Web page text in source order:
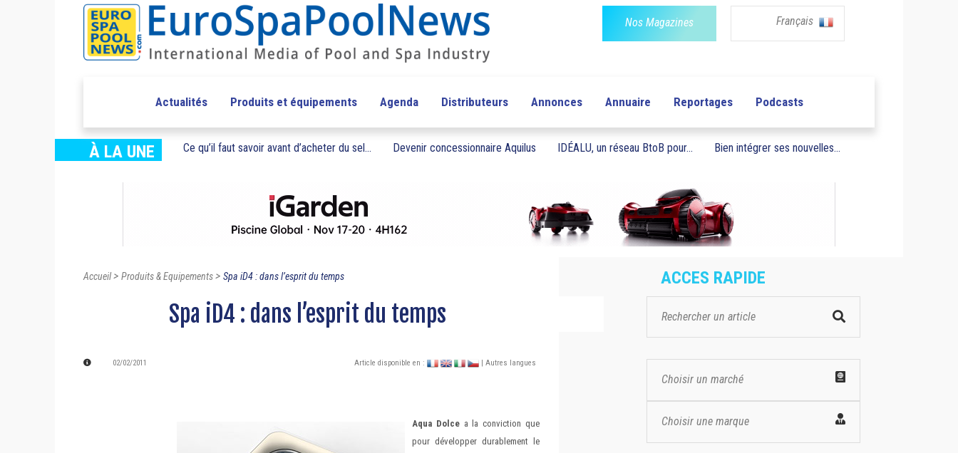
Nos Magazines Français
Actualités Produits et équipements Agenda Distributeurs Annonces Annuaire Reportages Podcasts
À LA UNE Ce qu’il faut savoir avant d’acheter du sel... Devenir concessionnaire Aquilus IDÉALU, un réseau BtoB pour... Bien intégrer ses nouvelles...
Accueil> Produits & Equipements> Spa iD4 : dans l’esprit du temps
Spa iD4 : dans l’esprit du temps
02/02/2011 Article disponible en : | Autres langues
Aqua Dolce a la conviction que
pour développer durablement le
ACCES RAPIDE
Choisir un marché
Choisir une marque